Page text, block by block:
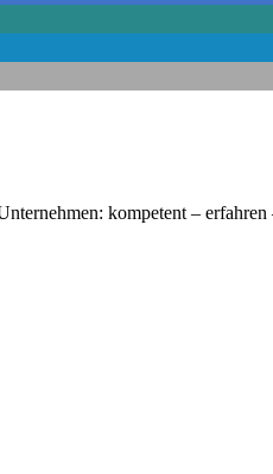
kompetent – erfahren